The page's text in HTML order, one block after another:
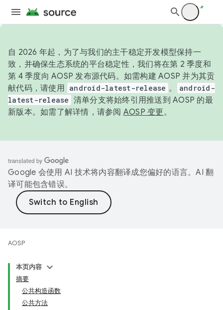
自 2026 年起，为了与我们的主干稳定开发模型保持一
致，并确保生态系统的平台稳定性，我们将在第 2 季度和
第 4 季度向 AOSP 发布源代码。如需构建 AOSP 并为其贡
献代码，请使用 android-latest-release 。
android-
latest-release 清单分支将始终引用推送到 AOSP 的最
新版本。如需了解详情，请参阅 AOSP 变更。
Google 会使用 AI 技术将内容翻译成您偏好的语言。AI 翻
译可能包含错误。
AOSP
本页内容
摘要
公共构造函数
公共方法